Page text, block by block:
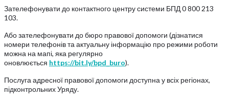
Зателефонувати до контактного центру системи БПД 0 800 213
103.
Або зателефонувати до бюро правової допомоги (дізнатися
номери телефонів та актуальну інформацію про режими роботи
можна на мапі, яка регулярно
оновлюється https://bit.ly/bpd_buro).
Послуга адресної правової допомоги доступна у всіх регіонах,
підконтрольних Уряду.